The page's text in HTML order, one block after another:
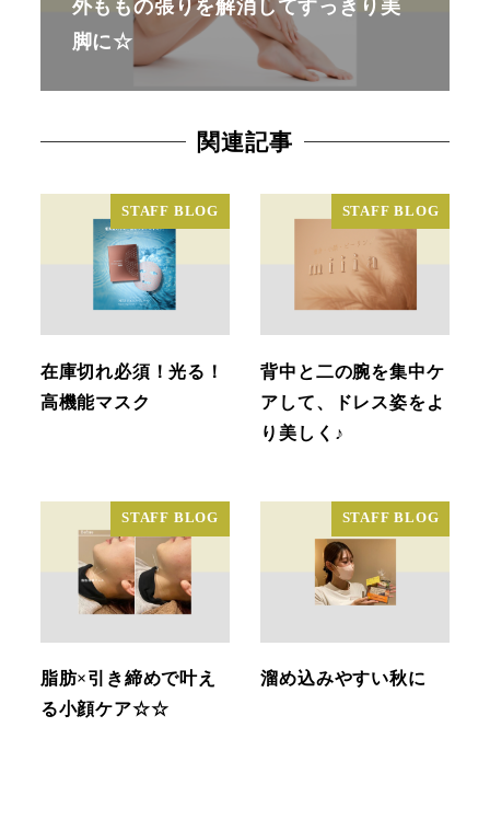
外ももの張りを解消してすっきり美
脚に☆
関連記事
STAFF BLOG
在庫切れ必須！光る！
高機能マスク
STAFF BLOG
背中と二の腕を集中ケ
アして、ドレス姿をよ
り美しく♪
STAFF BLOG
脂肪×引き締めで叶え
る小顔ケア☆☆
STAFF BLOG
溜め込みやすい秋に